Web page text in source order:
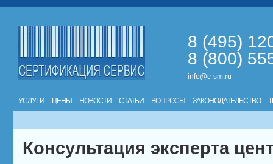
8 (495)
8 (800)
info@c-sm.ru
УСЛУГИ ЦЕНЫ НОВОСТИ СТАТЬИ ВОПРОСЫ ЗАКОНОДАТЕЛЬСТВО
Консультация эксперта